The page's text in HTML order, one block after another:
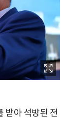
받아 석방된 전